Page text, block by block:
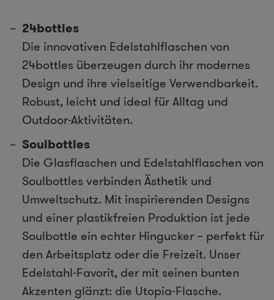
24bottles
Die innovativen Edelstahlflaschen von
24bottles überzeugen durch ihr modernes
Design und ihre vielseitige Verwendbarkeit.
Robust, leicht und ideal für Alltag und
Outdoor-Aktivitäten.
Soulbottles
Die Glasflaschen und Edelstahlflaschen von
Soulbottles verbinden Ästhetik und
Umweltschutz. Mit inspirierenden Designs
und einer plastikfreien Produktion ist jede
Soulbottle ein echter Hingucker – perfekt für
den Arbeitsplatz oder die Freizeit. Unser
Edelstahl-Favorit, der mit seinen bunten
Akzenten glänzt: die Utopia-Flasche.